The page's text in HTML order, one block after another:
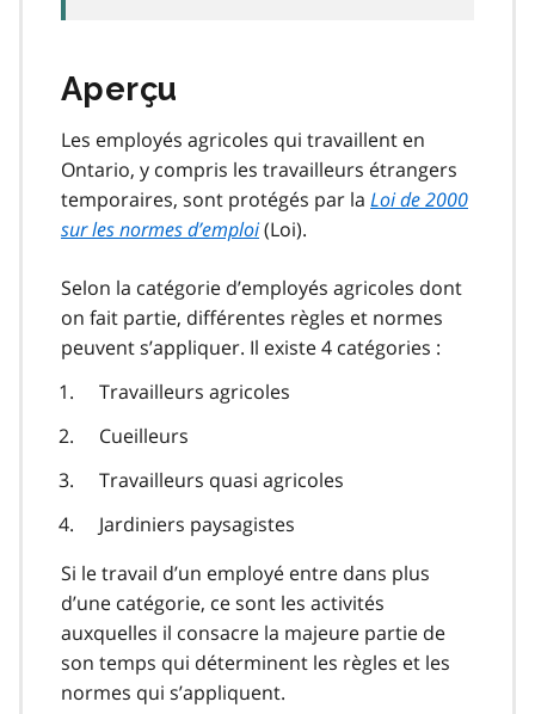
Aperçu
Les employés agricoles qui travaillent en
Ontario, y compris les travailleurs étrangers
temporaires, sont protégés par la Loi de 2000
sur les normes d’emploi(Loi).
Selon la catégorie d’employés agricoles dont
on fait partie, différentes règles et normes
peuvent s’appliquer. Il existe 4 catégories :
Travailleurs agricoles
Cueilleurs
Travailleurs quasi agricoles
Jardiniers paysagistes
Si le travail d’un employé entre dans plus
d’une catégorie, ce sont les activités
auxquelles il consacre la majeure partie de
son temps qui déterminent les règles et les
normes qui s’appliquent.